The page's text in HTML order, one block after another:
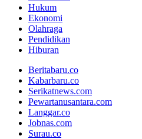
Hukum
Ekonomi
Olahraga
Pendidikan
Hiburan
Beritabaru.co
Kabarbaru.co
Serikatnews.com
Pewartanusantara.com
Langgar.co
Jobnas.com
Surau.co